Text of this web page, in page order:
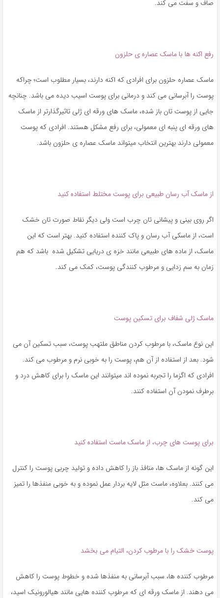
صاف و سفت می کند.
رفع اکنه ها با ماسک عصاره ی حلزون
ماسک عصاره حلزون برای افرادی که اکنه دارند، بسیار مطلوب است؛ چرا‌که
پوست را آبرسانی می کند و درمانی برای پوست اسیب دیده می باشد. چنانچه
جایی از پوست تان باز شده، ماسک های ورقه ای ژلی تاثیرگذارتر از ماسک
های ورقه ای پنبه ای معمولی، برای رفع مشکل هستند. افرادی که پوست
معمولی دارند بهترین انتخاب میتواند ماسک عصاره ی حلزون باشد.
از ماسک آب رسان طبیعی برای پوست مختلط استفاده کنید
اگر روی بینی و پیشانی تان چرب است ولی ديگر نقاط صورت تان خشک
است، از ماسکی آب رسان و پاک کننده استفاده کنید. بهتر است که این
ماسک، از ماده های طبیعی مانند خزه ی دریایی تشکیل شده باشد که هم
زمان به سم زدایی و مرطوب کنندگی پوست، کمک می کند.
ماسک ژلی شفاف برای تسکین پوست
این نوع ماسک، با مرطوب کردن مناطق ملتهب پوست، سبب تسکین آن می
شود. بعد از استفاده از آن هم، پوست را به خوبی نرم و مرطوب می کند.
افرادی که اگزما را تجربه نموده اند میتوانند این ماسک را برای کاهش درد و
برطرف نمودن آن استفاده کنند.
برای پوست های چرب، از ماسک ماست استفاده کنید
این گونه از ماسک ها، منافذ باز را کاهش داده و تولید چربی پوست را کنترل
می کنند. بعلاوه، ماست مثل لایه بردار عمل نموده و به خوبی منفذها را تمیز
می کند.
پوست خشک را با مرطوب کردن، التیام می بخشد
مرطوب کننده ها، سبب آبرسانی به منفذها شده و خطوط پوست را کاهش
می دهند. از ماسک ورقه ای که مرطوب کننده هایی مانند هیالورونیک اسید،